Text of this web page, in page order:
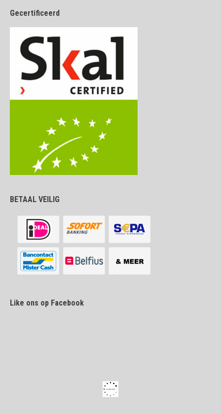
Gecertificeerd
BETAAL VEILIG
Like ons op Facebook